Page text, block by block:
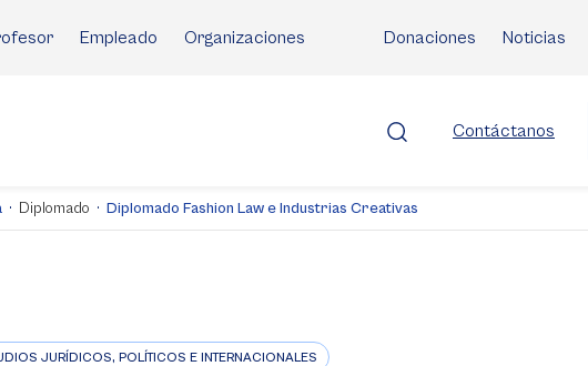
Empleado Organizaciones Donaciones Noticias
Contáctanos
Diplomado Diplomado Fashion Law e Industrias Creativas
JURÍDICOS, POLÍTICOS E INTERNACIONALES